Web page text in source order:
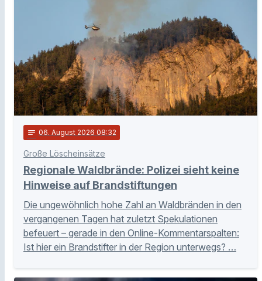
notes 06. August 2026 08:32
Große Löscheinsätze
Regionale Waldbrände: Polizei sieht keine
Hinweise auf Brandstiftungen
Die ungewöhnlich hohe Zahl an Waldbränden in den
vergangenen Tagen hat zuletzt Spekulationen
befeuert – gerade in den Online-Kommentarspalten:
Ist hier ein Brandstifter in der Region unterwegs? …